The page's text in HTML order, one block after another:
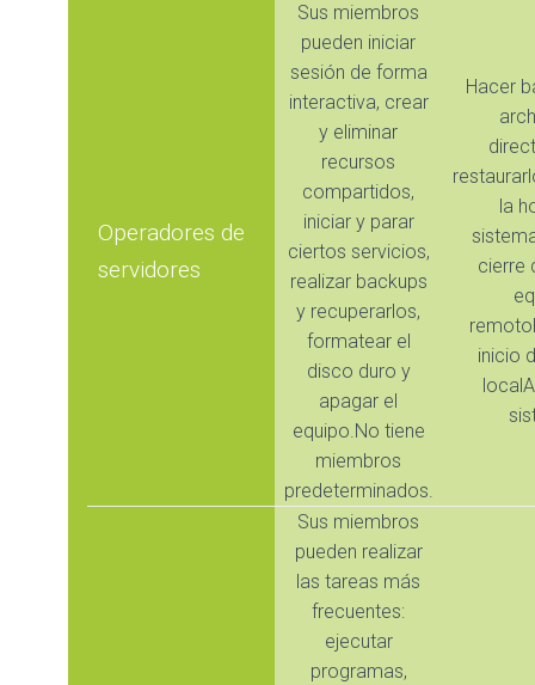
Operadores de
servidores
Sus miembros
pueden iniciar
sesión de forma
interactiva, crear
y eliminar
recursos
compartidos,
iniciar y parar
ciertos servicios,
realizar backups
y recuperarlos,
formatear el
disco duro y
apagar el
equipo.No tiene
miembros
predeterminados.
Hacer
la
cierre
inicio
Sus miembros
pueden realizar
las tareas más
frecuentes:
ejecutar
programas,